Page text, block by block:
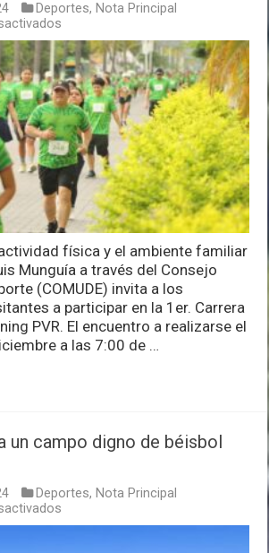
Deportes, Nota Principal
Abiertas
inscripciones
para
la
1er.
Carrera
Navideña
física y el ambiente familiar
Munguía a través del Consejo
(COMUDE) invita a los
a participar en la 1er. Carrera
PVR. El encuentro a realizarse el
a las 7:00 de …
un campo digno de béisbol
Deportes, Nota Principal
Tendrá